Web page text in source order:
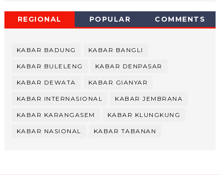
REGIONAL POPULAR COMMENTS
KABAR BADUNG KABAR BANGLI
KABAR BULELENG KABAR DENPASAR
KABAR DEWATA KABAR GIANYAR
KABAR INTERNASIONAL KABAR JEMBRANA
KABAR KARANGASEM KABAR KLUNGKUNG
KABAR NASIONAL KABAR TABANAN